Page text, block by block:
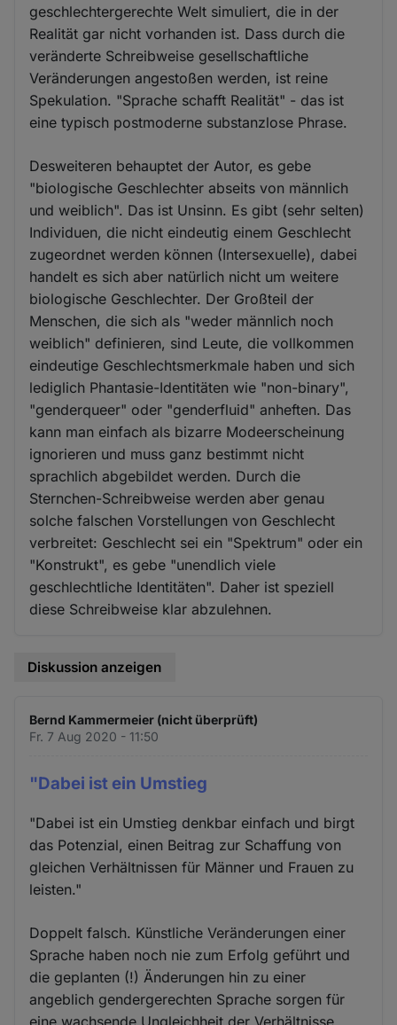
geschlechtergerechte Welt simuliert, die in der
Realität gar nicht vorhanden ist. Dass durch die
veränderte Schreibweise gesellschaftliche
Veränderungen angestoßen werden, ist reine
Spekulation. "Sprache schafft Realität" - das ist
eine typisch postmoderne substanzlose Phrase.
Desweiteren behauptet der Autor, es gebe
"biologische Geschlechter abseits von männlich
und weiblich". Das ist Unsinn. Es gibt (sehr selten)
Individuen, die nicht eindeutig einem Geschlecht
zugeordnet werden können (Intersexuelle), dabei
handelt es sich aber natürlich nicht um weitere
biologische Geschlechter. Der Großteil der
Menschen, die sich als "weder männlich noch
weiblich" definieren, sind Leute, die vollkommen
eindeutige Geschlechtsmerkmale haben und sich
lediglich Phantasie-Identitäten wie "non-binary",
"genderqueer" oder "genderfluid" anheften. Das
kann man einfach als bizarre Modeerscheinung
ignorieren und muss ganz bestimmt nicht
sprachlich abgebildet werden. Durch die
Sternchen-Schreibweise werden aber genau
solche falschen Vorstellungen von Geschlecht
verbreitet: Geschlecht sei ein "Spektrum" oder ein
"Konstrukt", es gebe "unendlich viele
geschlechtliche Identitäten". Daher ist speziell
diese Schreibweise klar abzulehnen.
Diskussion anzeigen
Bernd Kammermeier (nicht überprüft)
Fr. 7 Aug 2020 - 11:50
"Dabei ist ein Umstieg
"Dabei ist ein Umstieg denkbar einfach und birgt
das Potenzial, einen Beitrag zur Schaffung von
gleichen Verhältnissen für Männer und Frauen zu
leisten."
Doppelt falsch. Künstliche Veränderungen einer
Sprache haben noch nie zum Erfolg geführt und
die geplanten (!) Änderungen hin zu einer
angeblich gendergerechten Sprache sorgen für